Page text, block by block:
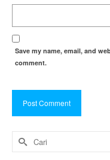
Save my name, email, and
comment.
Search
for: